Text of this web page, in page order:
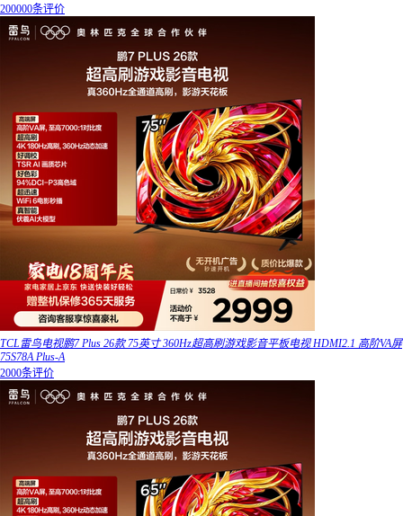
200000条评价
TCL雷鸟电视鹏7 Plus 26款 75英寸 360Hz超高刷游戏影音平板电视 HDMI2.1 高阶VA屏
75S78A Plus-A
2000条评价